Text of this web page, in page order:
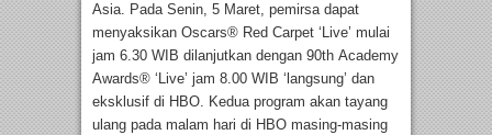
Asia. Pada Senin, 5 Maret, pemirsa dapat
menyaksikan Oscars® Red Carpet ‘Live’ mulai
jam 6.30 WIB dilanjutkan dengan 90th Academy
Awards® ‘Live’ jam 8.00 WIB ‘langsung’ dan
eksklusif di HBO. Kedua program akan tayang
ulang pada malam hari di HBO masing-masing